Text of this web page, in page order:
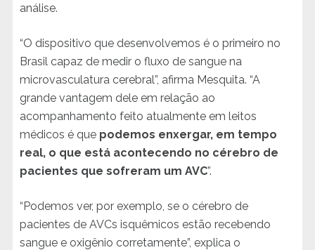
análise.
“O dispositivo que desenvolvemos é o primeiro no
Brasil capaz de medir o fluxo de sangue na
microvasculatura cerebral”, afirma Mesquita. “A
grande vantagem dele em relação ao
acompanhamento feito atualmente em leitos
médicos é que podemos enxergar, em tempo
real, o que está acontecendo no cérebro de
pacientes que sofreram um AVC”.
“Podemos ver, por exemplo, se o cérebro de
pacientes de AVCs isquêmicos estão recebendo
sangue e oxigênio corretamente”, explica o